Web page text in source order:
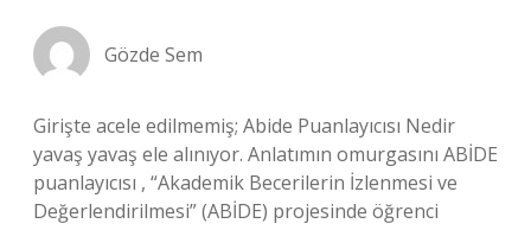
Gözde Sem
Girişte acele edilmemiş; Abide Puanlayıcısı Nedir
yavaş yavaş ele alınıyor. Anlatımın omurgasını ABİDE
puanlayıcısı , “Akademik Becerilerin İzlenmesi ve
Değerlendirilmesi” (ABİDE) projesinde öğrenci